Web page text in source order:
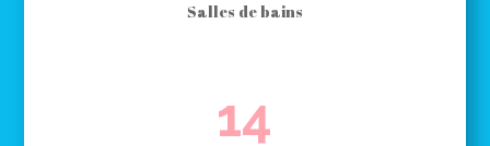
Salles de bains
14